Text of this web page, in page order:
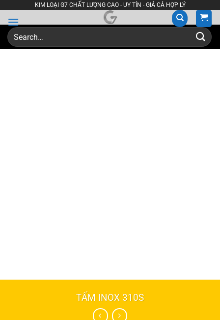
content
KIM LOẠI G7 CHẤT LƯỢNG CAO - UY TÍN - GIÁ CẢ HỢP LÝ
Search
for:
TẤM INOX 310S